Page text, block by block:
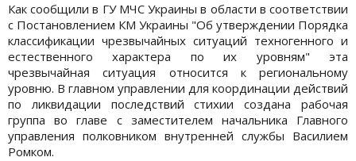
Как сообщили в ГУ МЧС Украины в области в соответствии
с Постановлением КМ Украины "Об утверждении Порядка
классификации чрезвычайных ситуаций техногенного и
естественного характера по их уровням" эта
чрезвычайная ситуация относится к региональному
уровню. В главном управлении для координации действий
по ликвидации последствий стихии создана рабочая
группа во главе с заместителем начальника Главного
управления полковником внутренней службы Василием
Ромком.